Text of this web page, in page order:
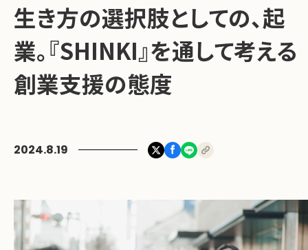
地域から探す
キーワードから探す
生き方の選択肢としての、起
業。『SHINKI』を通して考える
創業支援の態度
2024.8.19